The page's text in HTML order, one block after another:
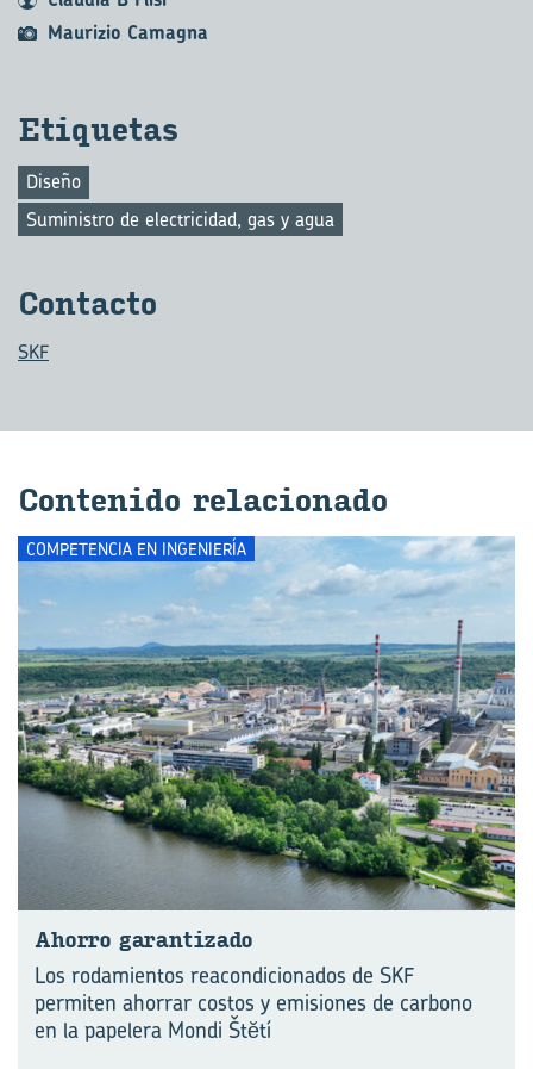
Maurizio Camagna
Eti­que­tas
Diseño
Suministro de electricidad, gas y agua
Con­tac­to
SKF
Con­te­ni­do re­la­cio­na­do
COMPETENCIA EN INGENIERÍA
Aho­rro ga­ran­ti­za­do
Los rodamientos reacondicionados de SKF
permiten ahorrar costos y emisiones de carbono
en la papelera Mondi Štĕtí